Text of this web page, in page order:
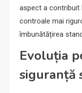
aspect a contribuit
controale mai
îmbunătățirea
Evoluția
siguranță